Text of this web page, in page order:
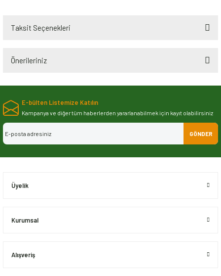
Taksit Seçenekleri
Önerileriniz
Bu ürünün fiyat bilgisi, resim, ürün açıklamalarında ve diğer konularda
iletebilirsiniz.
Görüş ve önerileriniz için teşekkür ederiz.
Ürün resmi kalitesiz, bozuk veya görüntülenemiyor.
E-bülten Listemize Katılın
Kampanya ve diğer tüm haberlerden yararlanabilmek için kayıt olabilirsiniz
GÖNDER
Üyelik
Kurumsal
Alışveriş